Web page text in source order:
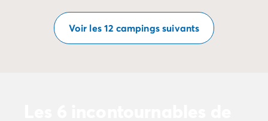
Voir les 12 campings suivants